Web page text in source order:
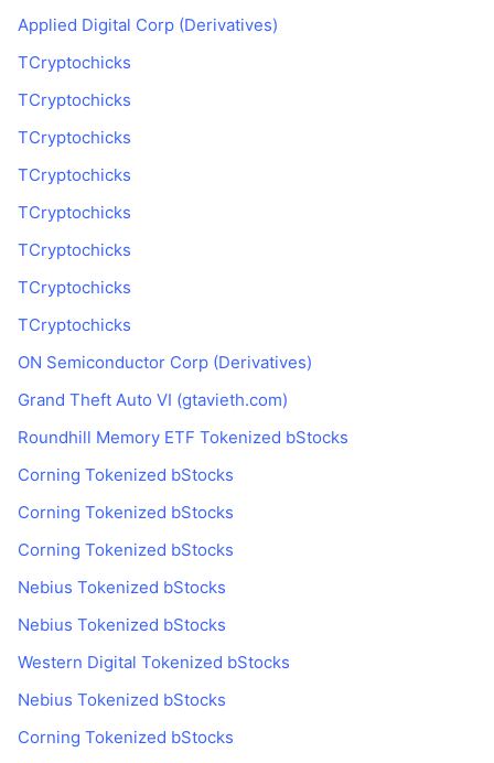
Applied Digital Corp (Derivatives)
TCryptochicks
TCryptochicks
TCryptochicks
TCryptochicks
TCryptochicks
TCryptochicks
TCryptochicks
TCryptochicks
ON Semiconductor Corp (Derivatives)
Grand Theft Auto VI (gtavieth.com)
Roundhill Memory ETF Tokenized bStocks
Corning Tokenized bStocks
Corning Tokenized bStocks
Corning Tokenized bStocks
Nebius Tokenized bStocks
Nebius Tokenized bStocks
Western Digital Tokenized bStocks
Nebius Tokenized bStocks
Corning Tokenized bStocks